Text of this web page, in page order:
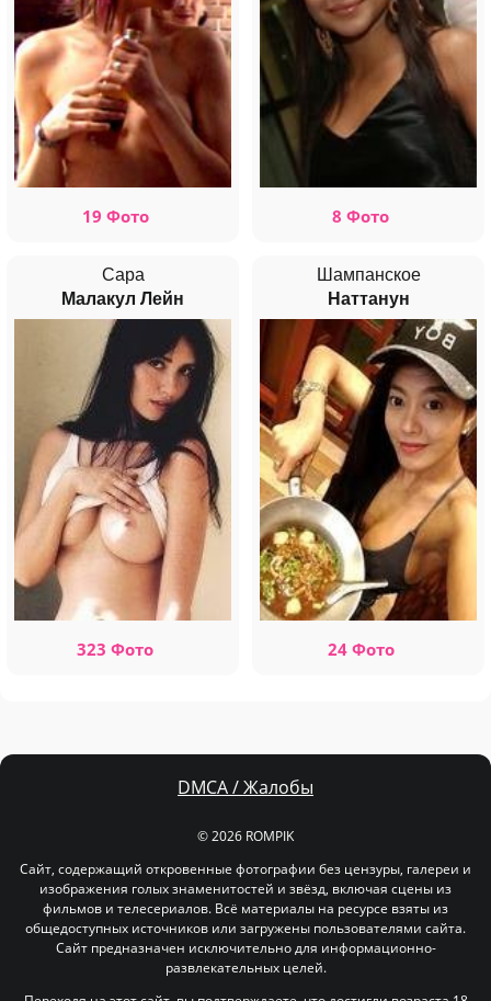
19 Фото 8 Фото
Сара
Малакул Лейн
323 Фото
Шампанское
Наттанун
24 Фото
DMCA / Жалобы
© 2026 ROMPIK
Сайт, содержащий откровенные фотографии без цензуры, галереи и
изображения голых знаменитостей и звёзд, включая сцены из
фильмов и телесериалов. Всё материалы на ресурсе взяты из
общедоступных источников или загружены пользователями сайта.
Сайт предназначен исключительно для информационно-
развлекательных целей.